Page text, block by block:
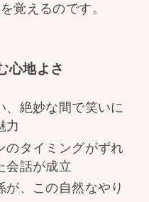
覚えるのです。
心地よさ
、絶妙な間で笑いに
力
のタイミングがずれ
会話が成立
、この自然なやり